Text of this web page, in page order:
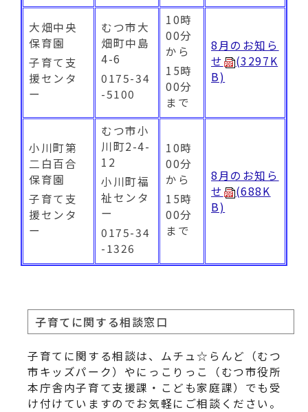
大畑中央
保育園
子育て支
援センタ
ー
むつ市大
畑町中島
4-6
0175-34
-5100
10時
00分
から
15時
00分
まで
8月のお知ら
せ
(3297K
B)
小川町第
二白百合
保育園
子育て支
援センタ
ー
むつ市小
川町2-4-
12
小川町福
祉センタ
ー
0175-34
-1326
10時
00分
から
15時
00分
まで
8月のお知ら
せ
(688K
B)
子育てに関する相談窓口
子育てに関する相談は、ムチュ☆らんど（むつ
市キッズパーク）やにっこりっこ（むつ市役所
本庁舎内子育て支援課・こども家庭課）でも受
け付けていますのでお気軽にご相談ください。